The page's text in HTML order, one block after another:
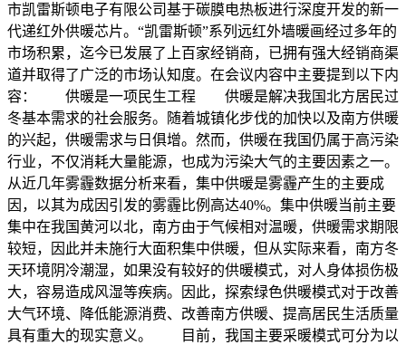
市凯雷斯顿电子有限公司基于碳膜电热板进行深度开发的新一
代递红外供暖芯片。“凯雷斯顿”系列远红外墙暖画经过多年的
市场积累，迄今已发展了上百家经销商，已拥有强大经销商渠
道并取得了广泛的市场认知度。在会议内容中主要提到以下内
容： 供暖是一项民生工程 供暖是解决我国北方居民过
冬基本需求的社会服务。随着城镇化步伐的加快以及南方供暖
的兴起，供暖需求与日俱增。然而，供暖在我国仍属于高污染
行业，不仅消耗大量能源，也成为污染大气的主要因素之一。
从近几年雾霾数据分析来看，集中供暖是雾霾产生的主要成
因，以其为成因引发的雾霾比例高达40%。集中供暖当前主要
集中在我国黄河以北，南方由于气候相对温暖，供暖需求期限
较短，因此并未施行大面积集中供暖，但从实际来看，南方冬
天环境阴冷潮湿，如果没有较好的供暖模式，对人身体损伤极
大，容易造成风湿等疾病。因此，探索绿色供暖模式对于改善
大气环境、降低能源消费、改善南方供暖、提高居民生活质量
具有重大的现实意义。 目前，我国主要采暖模式可分为以